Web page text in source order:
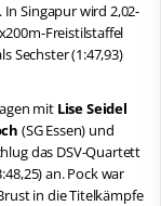
Singapur wird 2,02-
Freistilstaffel
Sechster (1:47,93)
mit Lise Seidel
(SG Essen) und
das DSV-Quartett
an. Pock war
in die Titelkämpfe